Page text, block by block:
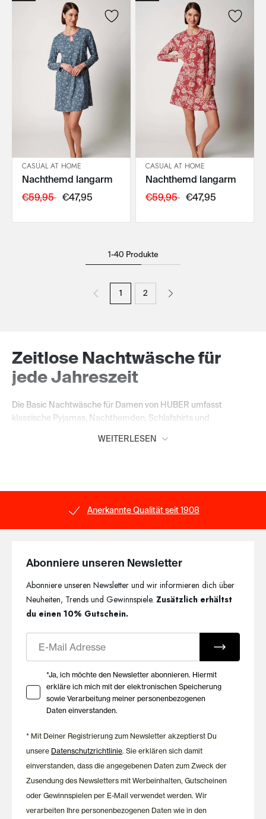
IN DEN WARENKORB
CASUAL AT HOME
Nachthemd langarm
€59,95 €47,95
IN DEN WARENKORB
CASUAL AT HOME
Nachthemd langarm
€59,95 €47,95
1-40 Produkte
1 2
Zeitlose Nachtwäsche für
jede Jahreszeit
Die Basic Nachtwäsche für Damen von HUBER umfasst
klassische Pyjamas, Nachthemden, Schlafshirts und
miteinander verbinden. Die vielseitigen Modelle eignen sich für
entspannte Nächte
Modal und weitere ausgewählte Materialien sorgen – je nach
Bequeme Passformen bieten viel Bewegungsfreiheit und
begleiten dich komfortabel durch entspannte Abende und
erholsame Nächte.
Qualität seit 1908
dem Anspruch, hochwertige Materialien, präzise Verarbeitung
und zeitloses Design miteinander zu verbinden. Die Basic
Nachtwäsche überzeugt durch langlebige Qualität und
Freude bereiten.
WEITERLESEN
Anerkannte Qualität seit 1908
Abonniere unseren Newsletter
Abonniere unseren Newsletter und wir informieren dich über
Neuheiten, Trends und Gewinnspiele.Zusätzlich erhältst
du einen 10% Gutschein.
Ihre Zustimmung zu Marketing E-Mails
*Ja, ich möchte den Newsletter abonnieren. Hiermit
erkläre ich mich mit der elektronischen Speicherung
sowie Verarbeitung meiner personenbezogenen
Daten einverstanden.
* Mit Deiner Registrierung zum Newsletter akzeptierst Du
unsere Datenschutzrichtlinie. Sie erklären sich damit
einverstanden, dass die angegebenen Daten zum Zweck der
Zusendung des Newsletters mit Werbeinhalten, Gutscheinen
oder Gewinnspielen per E-Mail verwendet werden. Wir
verarbeiten Ihre personenbezogenen Daten wie in den